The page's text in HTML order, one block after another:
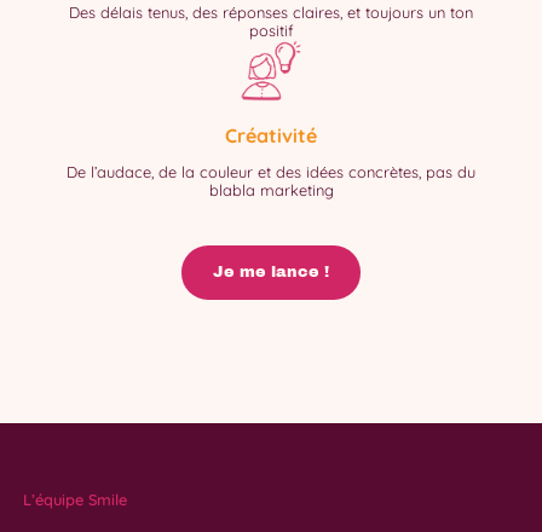
Des délais tenus, des réponses claires, et toujours un ton
positif
Créativité
De l’audace, de la couleur et des idées concrètes, pas du
blabla marketing
Je me lance !
L’équipe Smile